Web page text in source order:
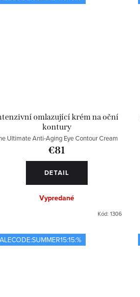
omlazující krém na oční
kontury
Ultimate Anti-Aging Eye Contour Cream
€81
DETAIL
Vypredané
Kód: 1306